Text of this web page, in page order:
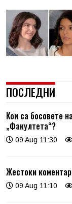
ПОСЛЕДНИ
Кои са босовете
„Факултета“?
09 Aug 11:30
Жестоки
09 Aug 11:10